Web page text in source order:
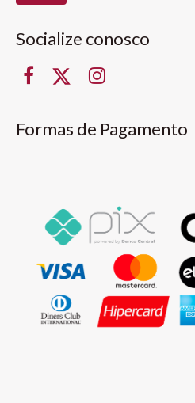
Socialize conosco
Formas de Pagamento